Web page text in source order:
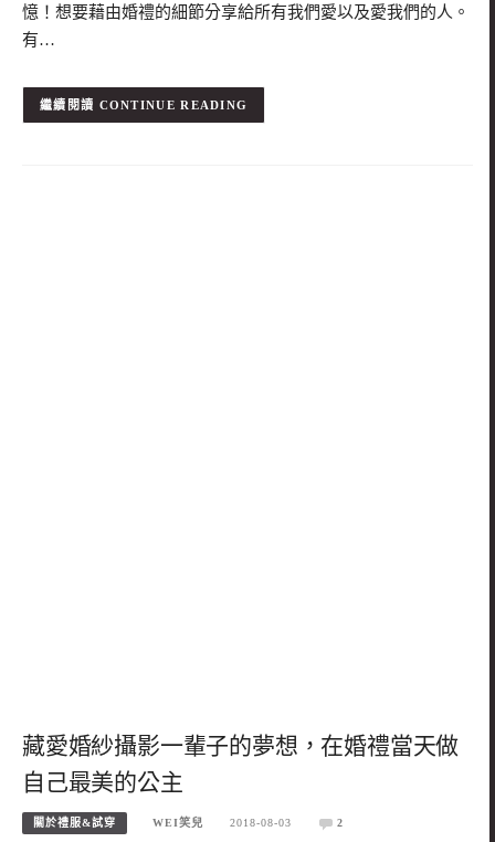
憶！想要藉由婚禮的細節分享給所有我們愛以及愛我們的人。
有…
CONTINUE READING
藏愛婚紗攝影一輩子的夢想，在婚禮當天做
自己最美的公主
關於禮服&試穿 WEI笑兒 2018-08-03 2